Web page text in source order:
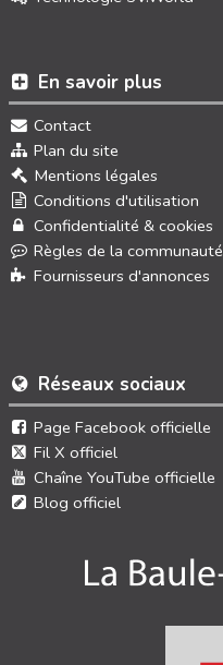
Réseaux sociaux
Page Facebook officielle
Fil X officiel
Chaîne YouTube officielle
Blog officiel
En savoir plus
Contact
Plan du site
Mentions légales
Conditions d'utilisation
Confidentialité & cookies
Règles de la communauté
Fournisseurs d'annonces